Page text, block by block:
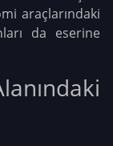
araçlarındaki
da eserine